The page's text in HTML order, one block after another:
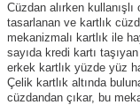
Cüzdan alırken
tasarlanan ve kartlık
mekanizmalı kartlık ile
sayıda kredi kartı
erkek kartlık yüzde yüz
Çelik kartlık altında
cüzdandan çıkar, bu